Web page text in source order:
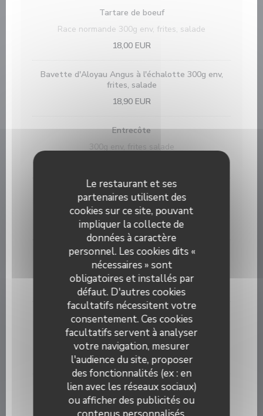
Le restaurant et ses
partenaires utilisent des
cookies sur ce site, pouvant
impliquer la collecte de
données à caractère
personnel. Les cookies dits «
nécessaires » sont
obligatoires et installés par
défaut. D'autres cookies
facultatifs nécessitent votre
consentement. Ces cookies
facultatifs servent à analyser
votre navigation, mesurer
l'audience du site, proposer
des fonctionnalités (ex : en
lien avec les réseaux sociaux)
ou afficher des publicités ou
Tartare de boeuf
Race normande 300g env, frites, salade
18,00 EUR
Bavette d'Aloyau Angus à l'échalotte 300g env,
frites, salade
18,90 EUR
Entrecôte
300g env, frites salade
Entrecôte
500g env, frites salade
28,90 EUR
Pavé de bœuf " Maison Tarn Viande"
300g environ, bleu ou saignant, frites, salade
21,90 EUR
Le Burger Azzurro
Haché bouchère 250g race normande (maison
Cobé), cheddar, oignon rouge, tomate, frites, salade
15,90 EUR
Le Burger du moment
Voir ardoise